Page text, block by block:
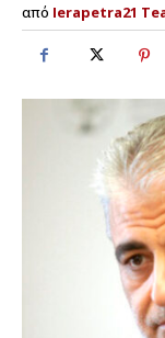
από Ierapetra21